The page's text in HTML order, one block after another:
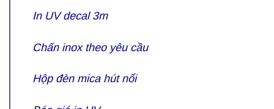
In UV decal 3m
Chấn inox theo yêu cầu
Hộp đèn mica hút nổi